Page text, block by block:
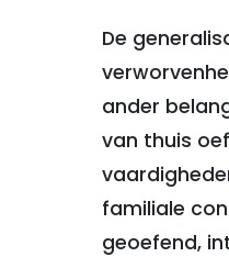
De
ander
van thuis
familiale
geoefend,